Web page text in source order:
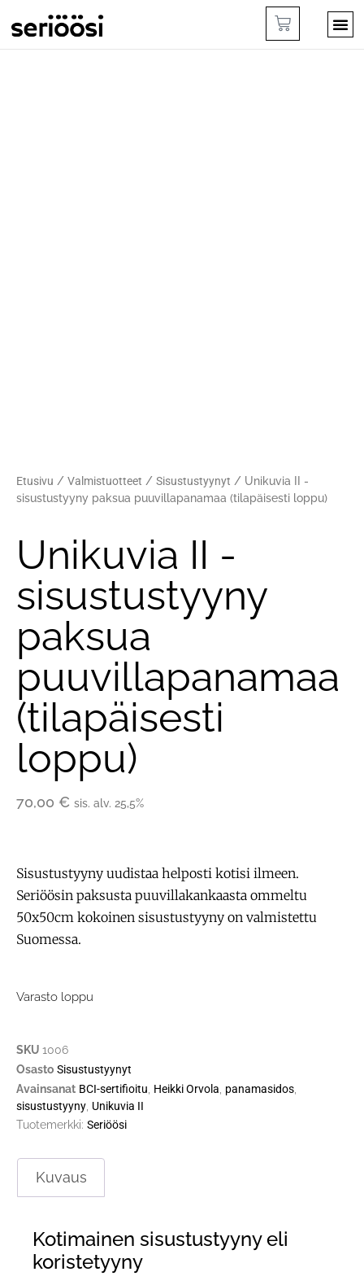
Etusivu / Valmistuotteet / Sisustustyynyt / Unikuvia II -
sisustustyyny paksua puuvillapanamaa (tilapäisesti loppu)
Unikuvia II -
sisustustyyny
paksua
puuvillapanamaa
(tilapäisesti
loppu)
70,00 € sis. alv. 25,5%
Sisustustyyny uudistaa helposti kotisi ilmeen.
Seriöösin paksusta puuvillakankaasta ommeltu
50x50cm kokoinen sisustustyyny on valmistettu
Suomessa.
Varasto loppu
SKU 1006
Osasto Sisustustyynyt
Avainsanat BCI-sertifioitu Heikki Orvola panamasidos
sisustustyyny Unikuvia II
Tuotemerkki: Seriöösi
Kuvaus
Kotimainen sisustustyyny eli
koristetyyny